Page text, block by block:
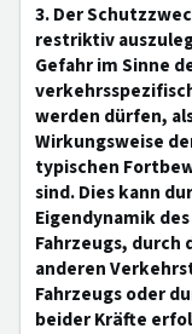
3. Der
restriktiv
Gefahr im Sinne
werden dürfen,
Wirkungsweise
typischen
sind. Dies kann
Eigendynamik
Fahrzeugs, durch
anderen
Fahrzeugs oder
beider Kräfte